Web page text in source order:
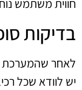
חווית משתמש
בדיקות
לאחר שהמערכת
יש לוודא שכל